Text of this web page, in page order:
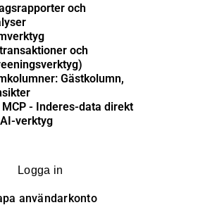
och
och
Gästkolumn,
- Inderes-data direkt
verktyg
Logga in
användarkonto